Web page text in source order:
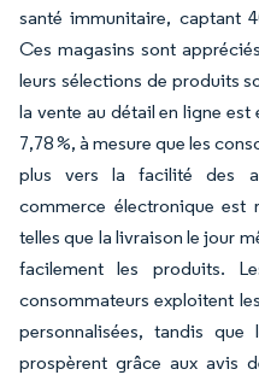
santé immunitaire, captant
Ces magasins sont
leurs sélections de produits
la vente au détail en ligne est
7,78 %, à mesure que les
plus vers la facilité des
commerce électronique est
telles que la livraison le jour
facilement les produits.
consommateurs exploitent
personnalisées, tandis
prospèrent grâce aux avis